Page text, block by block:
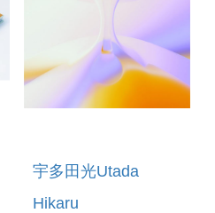
宇多田光Utada
Hikaru